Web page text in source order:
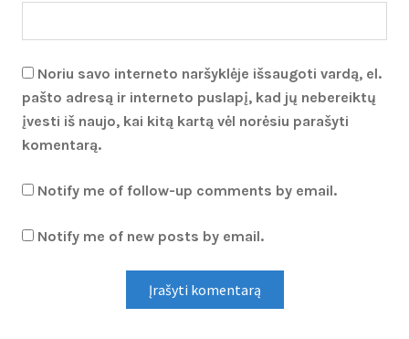
Noriu savo interneto naršyklėje išsaugoti vardą, el.
pašto adresą ir interneto puslapį, kad jų nebereiktų
įvesti iš naujo, kai kitą kartą vėl norėsiu parašyti
komentarą.
Notify me of follow-up comments by email.
Notify me of new posts by email.